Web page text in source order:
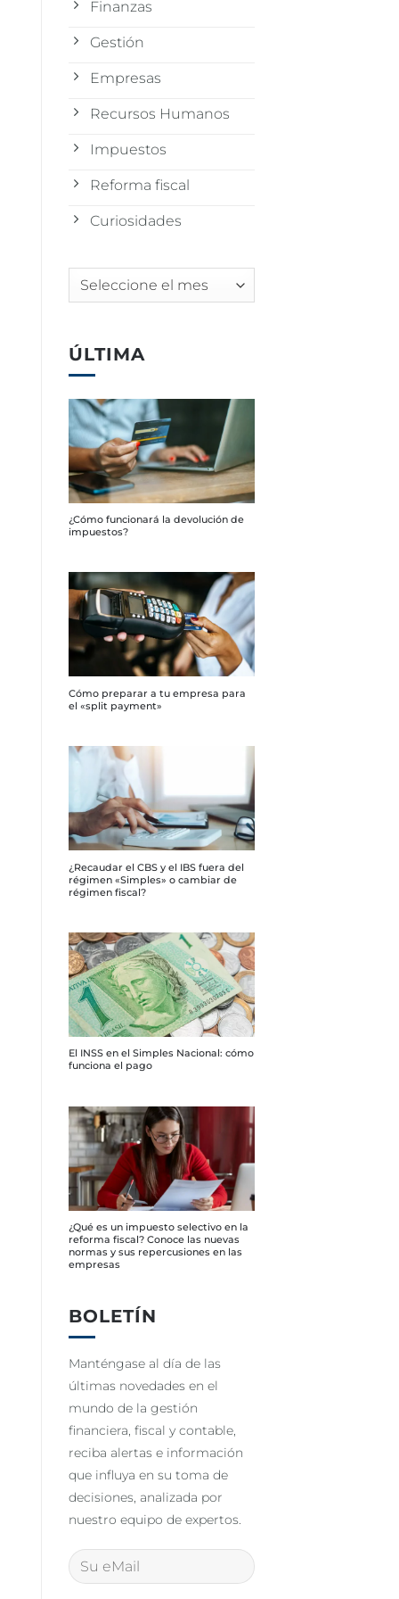
Finanzas
Gestión
Empresas
Recursos Humanos
Impuestos
Reforma fiscal
Curiosidades
Archivos
ÚLTIMA
¿Cómo funcionará la devolución de
impuestos?
Cómo preparar a tu empresa para
el «split payment»
¿Recaudar el CBS y el IBS fuera del
régimen «Simples» o cambiar de
régimen fiscal?
El INSS en el Simples Nacional: cómo
funciona el pago
¿Qué es un impuesto selectivo en la
reforma fiscal? Conoce las nuevas
normas y sus repercusiones en las
empresas
BOLETÍN
Manténgase al día de las
últimas novedades en el
mundo de la gestión
financiera, fiscal y contable,
reciba alertas e información
que influya en su toma de
decisiones, analizada por
nuestro equipo de expertos.